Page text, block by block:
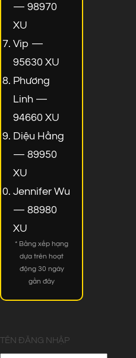
— 98970
XU
Vip —
95630 XU
Phương
Linh —
94660 XU
Diệu Hằng
— 89950
XU
Jennifer Wu
— 88980
XU
* Bảng xếp hạng
dựa trên hoạt
động 30 ngày
gần đây
TÊN ĐĂNG NHẬP